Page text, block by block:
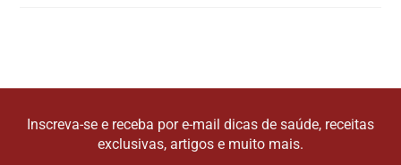
Inscreva-se e receba por e-mail dicas de saúde, receitas
exclusivas, artigos e muito mais.